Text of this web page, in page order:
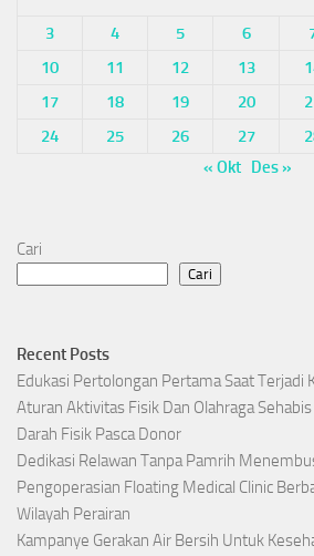
3
4 5 6
10
11 12 13
17
18 19 20
24
25 26 27
« Okt Des »
Cari
Cari
Recent Posts
Edukasi Pertolongan Pertama Saat Terjadi
Aturan Aktivitas Fisik Dan Olahraga
Darah Fisik Pasca Donor
Dedikasi Relawan Tanpa Pamrih
Pengoperasian Floating Medical Clinic
Wilayah Perairan
Kampanye Gerakan Air Bersih Untuk